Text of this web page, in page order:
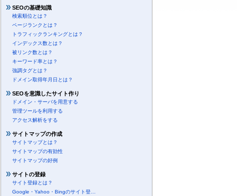
SEOの基礎知識
検索順位とは？
ページランクとは？
トラフィックランキングとは？
インデックス数とは？
被リンク数とは？
キーワード率とは？
強調タグとは？
ドメイン取得年月日とは？
SEOを意識したサイト作り
ドメイン・サーバを用意する
管理ツールを利用する
アクセス解析をする
サイトマップの作成
サイトマップとは？
サイトマップの有効性
サイトマップの好例
サイトの登録
サイト登録とは？
Google・Yahoo・Bingのサイト登…